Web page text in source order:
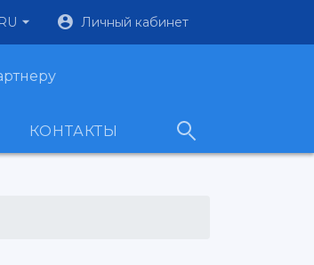
RU Личный кабинет
КОНТАКТЫ